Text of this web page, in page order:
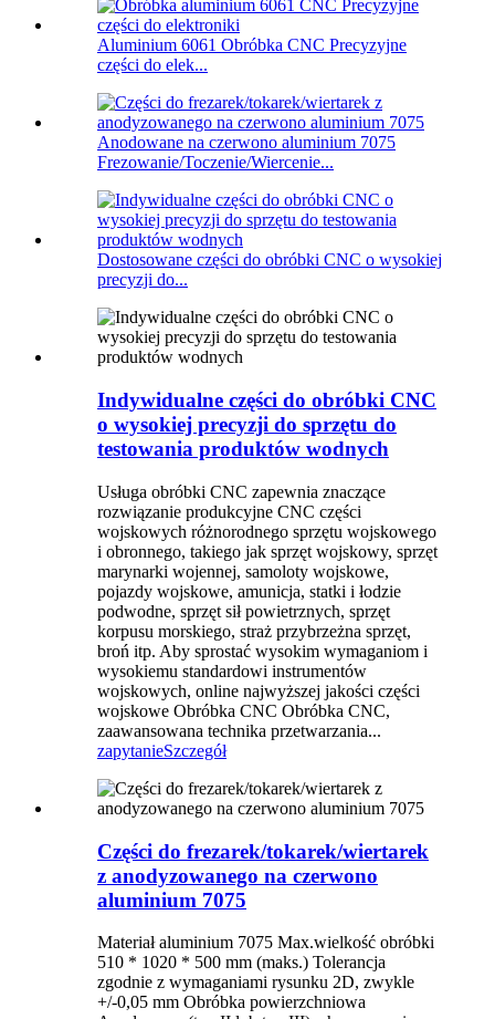
Aluminium 6061 Obróbka CNC Precyzyjne
części do elek...
Anodowane na czerwono aluminium 7075
Frezowanie/Toczenie/Wiercenie...
Dostosowane części do obróbki CNC o wysokiej
precyzji do...
Indywidualne części do obróbki CNC
o wysokiej precyzji do sprzętu do
testowania produktów wodnych
Usługa obróbki CNC zapewnia znaczące
rozwiązanie produkcyjne CNC części
wojskowych różnorodnego sprzętu wojskowego
i obronnego, takiego jak sprzęt wojskowy, sprzęt
marynarki wojennej, samoloty wojskowe,
pojazdy wojskowe, amunicja, statki i łodzie
podwodne, sprzęt sił powietrznych, sprzęt
korpusu morskiego, straż przybrzeżna sprzęt,
broń itp. Aby sprostać wysokim wymaganiom i
wysokiemu standardowi instrumentów
wojskowych, online najwyższej jakości części
wojskowe Obróbka CNC Obróbka CNC,
zaawansowana technika przetwarzania...
zapytanieSzczegół
Części do frezarek/tokarek/wiertarek
z anodyzowanego na czerwono
aluminium 7075
Materiał aluminium 7075 Max.wielkość obróbki
510 * 1020 * 500 mm (maks.) Tolerancja
zgodnie z wymaganiami rysunku 2D, zwykle
+/-0,05 mm Obróbka powierzchniowa